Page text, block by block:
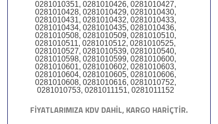
0281010351, 0281010426, 0281010427,
0281010428, 0281010429, 0281010430,
0281010431, 0281010432, 0281010433,
0281010434, 0281010435, 0281010436,
0281010508, 0281010509, 0281010510,
0281010511, 0281010512, 0281010525,
0281010527, 0281010539, 0281010540,
0281010598, 0281010599, 0281010600,
0281010601, 0281010602, 0281010603,
0281010604, 0281010605, 0281010606,
0281010608, 0281010616, 0281010752,
0281010753, 0281011151, 0281011152
FİYATLARIMIZA KDV DAHİL, KARGO HARİÇTİR.